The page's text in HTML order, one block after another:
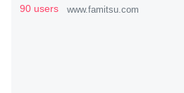
─ニュース :: 【研究発表】昆虫学の大問
ら“過去問1000問”や“本番形式
90 users www.famitsu.com